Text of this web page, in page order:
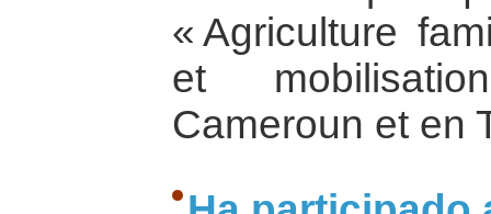
« Agriculture
et
Cameroun et en